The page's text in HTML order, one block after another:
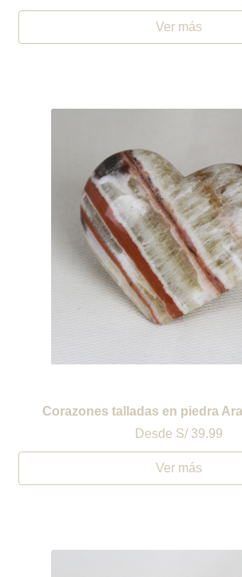
Ver más
Corazones talladas en piedra
Desde S/ 39.99
Ver más